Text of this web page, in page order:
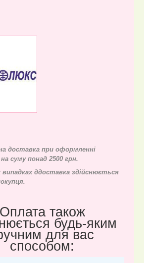
доставка при оформленні
суму понад 2500 грн.
випадках ддоставка здійснюється
Оплата також
будь-яким
для вас
способом: